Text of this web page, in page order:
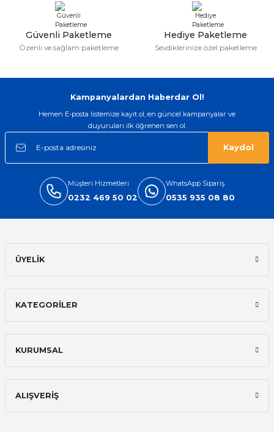
Güvenli Paketleme
Özenli ve sağlam paketleme
Hediye Paketleme
Sevdiklerinize özel paketleme
Kampanyalardan Haberdar Ol!
Hemen E-posta listemize kayıt ol, en güncel kampanyalar ve
duyuruları ilk öğrenen sen ol.
Kaydol
Müşteri Hizmetleri
0232 469 50 02
WhatsApp Sipariş
0535 935 08 80
ÜYELİK
KATEGORİLER
KURUMSAL
ALIŞVERİŞ